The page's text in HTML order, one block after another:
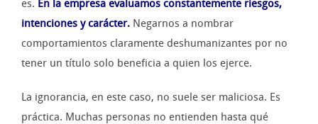
es. En la empresa evaluamos constantemente riesgos,
intenciones y carácter. Negarnos a nombrar
comportamientos claramente deshumanizantes por no
tener un título solo beneficia a quien los ejerce.
La ignorancia, en este caso, no suele ser maliciosa. Es
práctica. Muchas personas no entienden hasta qué